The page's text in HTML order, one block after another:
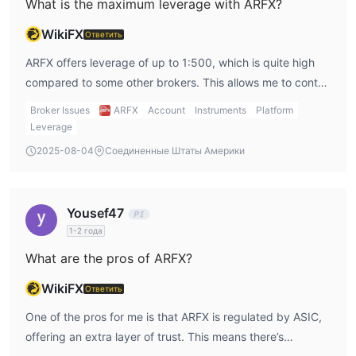
счёт для трейдеров, чтобы протестировать платформу без
риска реальными деньгами.
Кредитное плечо
ARFX предлагает соотношение Кредитное плечо до 1:1000
для всех типов счетов
могут открывать позиции до 1000 раз превышающие
комиссии; счета ECN имеют комиссию $7 за лот, с
более низкими ставками для клиентов с высоким
уровнем благосостояния.
ARFX предоставляет
клиентов-мусульман
инструментов, включая основные валютные пары,
криптовалюты и золото.
What is the maximum leverage with ARFX?
WikiFXОтветить
ARFX offers leverage of up to 1:500, which is quite high
compared to some other brokers. This allows me to control
larger positions with less capital, but I would need to be
cautious, as leverage can amplify both profits and losses.
Broker Issues ARFX Account Instruments
Platform
Leverage
2025-08-04
Соединенные Штаты Америки
Yousef47
1-2 года
What are the pros of ARFX?
WikiFXОтветить
One of the pros for me is that ARFX is regulated by ASIC,
offering an extra layer of trust. This means there’s